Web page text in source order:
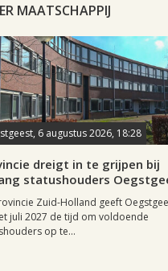
MAATSCHAPPIJ
6 augustus 2026, 18:28
dreigt in te grijpen bij
statushouders
Zuid-Holland geeft
juli 2027 de tijd om voldoende
op te...